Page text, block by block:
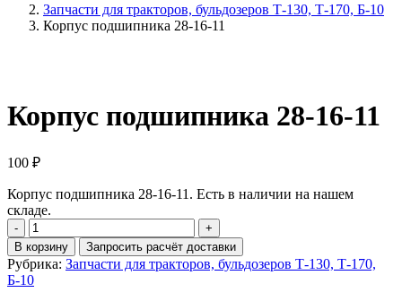
Запчасти для тракторов, бульдозеров Т-130, Т-170, Б-10
Корпус подшипника 28-16-11
Корпус подшипника 28-16-11
100 ₽
Корпус подшипника 28-16-11. Есть в наличии на нашем
складе.
Количество
Корпус
подшипника
28-
16-
В корзину Запросить расчёт доставки
Рубрика: Запчасти для тракторов, бульдозеров Т-130, Т-170,
Б-10